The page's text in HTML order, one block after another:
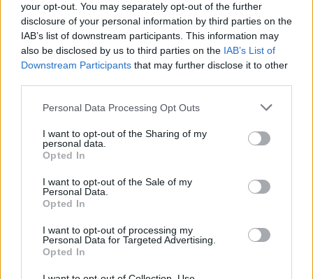
your opt-out. You may separately opt-out of the further
disclosure of your personal information by third parties on the
IAB’s list of downstream participants. This information may
also be disclosed by us to third parties on the IAB’s List of
Downstream Participants that may further disclose it to other
Personal Data Processing Opt Outs
I want to opt-out of the Sharing of my
personal data.
Opted In
I want to opt-out of the Sale of my
Personal Data.
Opted In
I want to opt-out of processing my
Personal Data for Targeted Advertising.
Opted In
Négy éven belül valósággá válhatnak az
KÖZLEKEDÉS
Történelmi aszály sújtja Nagy-
Britanniát is